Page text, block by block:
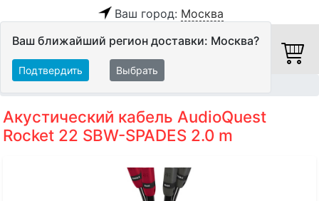
Ваш город: Москва
Ваш ближайший регион доставки: Москва?
Подтвердить Выбрать
Акустический кабель AudioQuest
Rocket 22 SBW-SPADES 2.0 m